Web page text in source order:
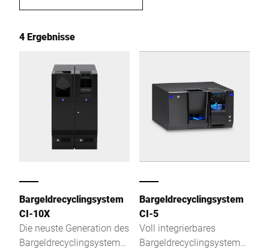
4 Ergebnisse
Bargeldrecyclingsystem
CI-10X
Die neuste Generation des
Bargeldrecyclingsystems
Bargeldrecyclingsystem
CI-5
Voll integrierbares
Bargeldrecyclingsystem